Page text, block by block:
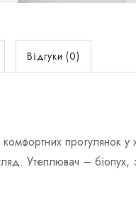
Відгуки (0)
прогулянок
Утеплювач –